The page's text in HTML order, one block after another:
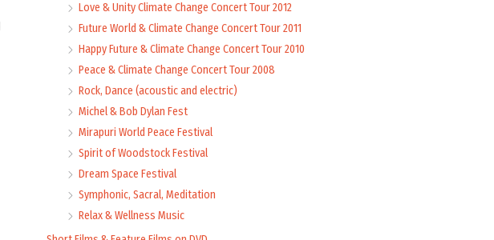
Love & Unity Climate Change Concert Tour 2012
Future World & Climate Change Concert Tour 2011
Happy Future & Climate Change Concert Tour 2010
Peace & Climate Change Concert Tour 2008
Rock, Dance (acoustic and electric)
Michel & Bob Dylan Fest
Mirapuri World Peace Festival
Spirit of Woodstock Festival
Dream Space Festival
Symphonic, Sacral, Meditation
Relax & Wellness Music